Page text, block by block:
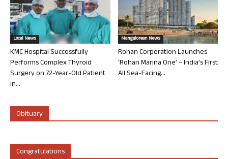
Local News
KMC Hospital Successfully
Performs Complex Thyroid
Surgery on 72-Year-Old Patient
in...
Mangalorean News
Rohan Corporation Launches
‘Rohan Marina One’ – India’s First
All Sea-Facing...
Obituary
Congratulations